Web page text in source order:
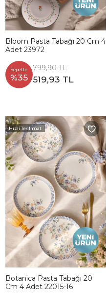
Bloom Pasta Tabağı 20 Cm 4
Adet 23972
Sepette
%35
799,90 TL
519,93 TL
Hızlı Teslimat
Botanica Pasta Tabağı 20
Cm 4 Adet 22015-16